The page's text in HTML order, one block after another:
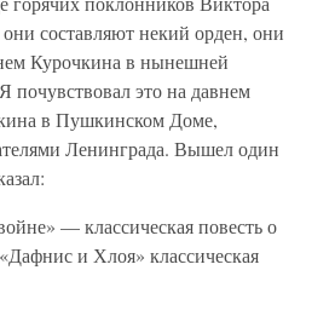
составляют некий орден, они
Курочкина в нынешней
почувствовал это на давнем
в Пушкинском Доме,
Ленинграда. Вышел один
— классическая повесть о
и Хлоя» классическая